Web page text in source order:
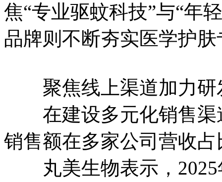
焦“专业驱蚊科技”与“年
品牌则不断夯实医学护
聚焦线上渠道加力研
在建设多元化销售渠
销售额在多家公司营收
丸美生物表示，2025